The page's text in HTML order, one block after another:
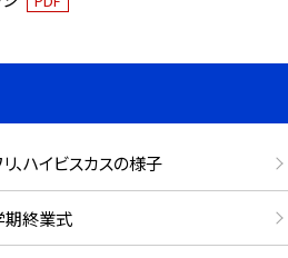
ハイビスカスの様子
終業式